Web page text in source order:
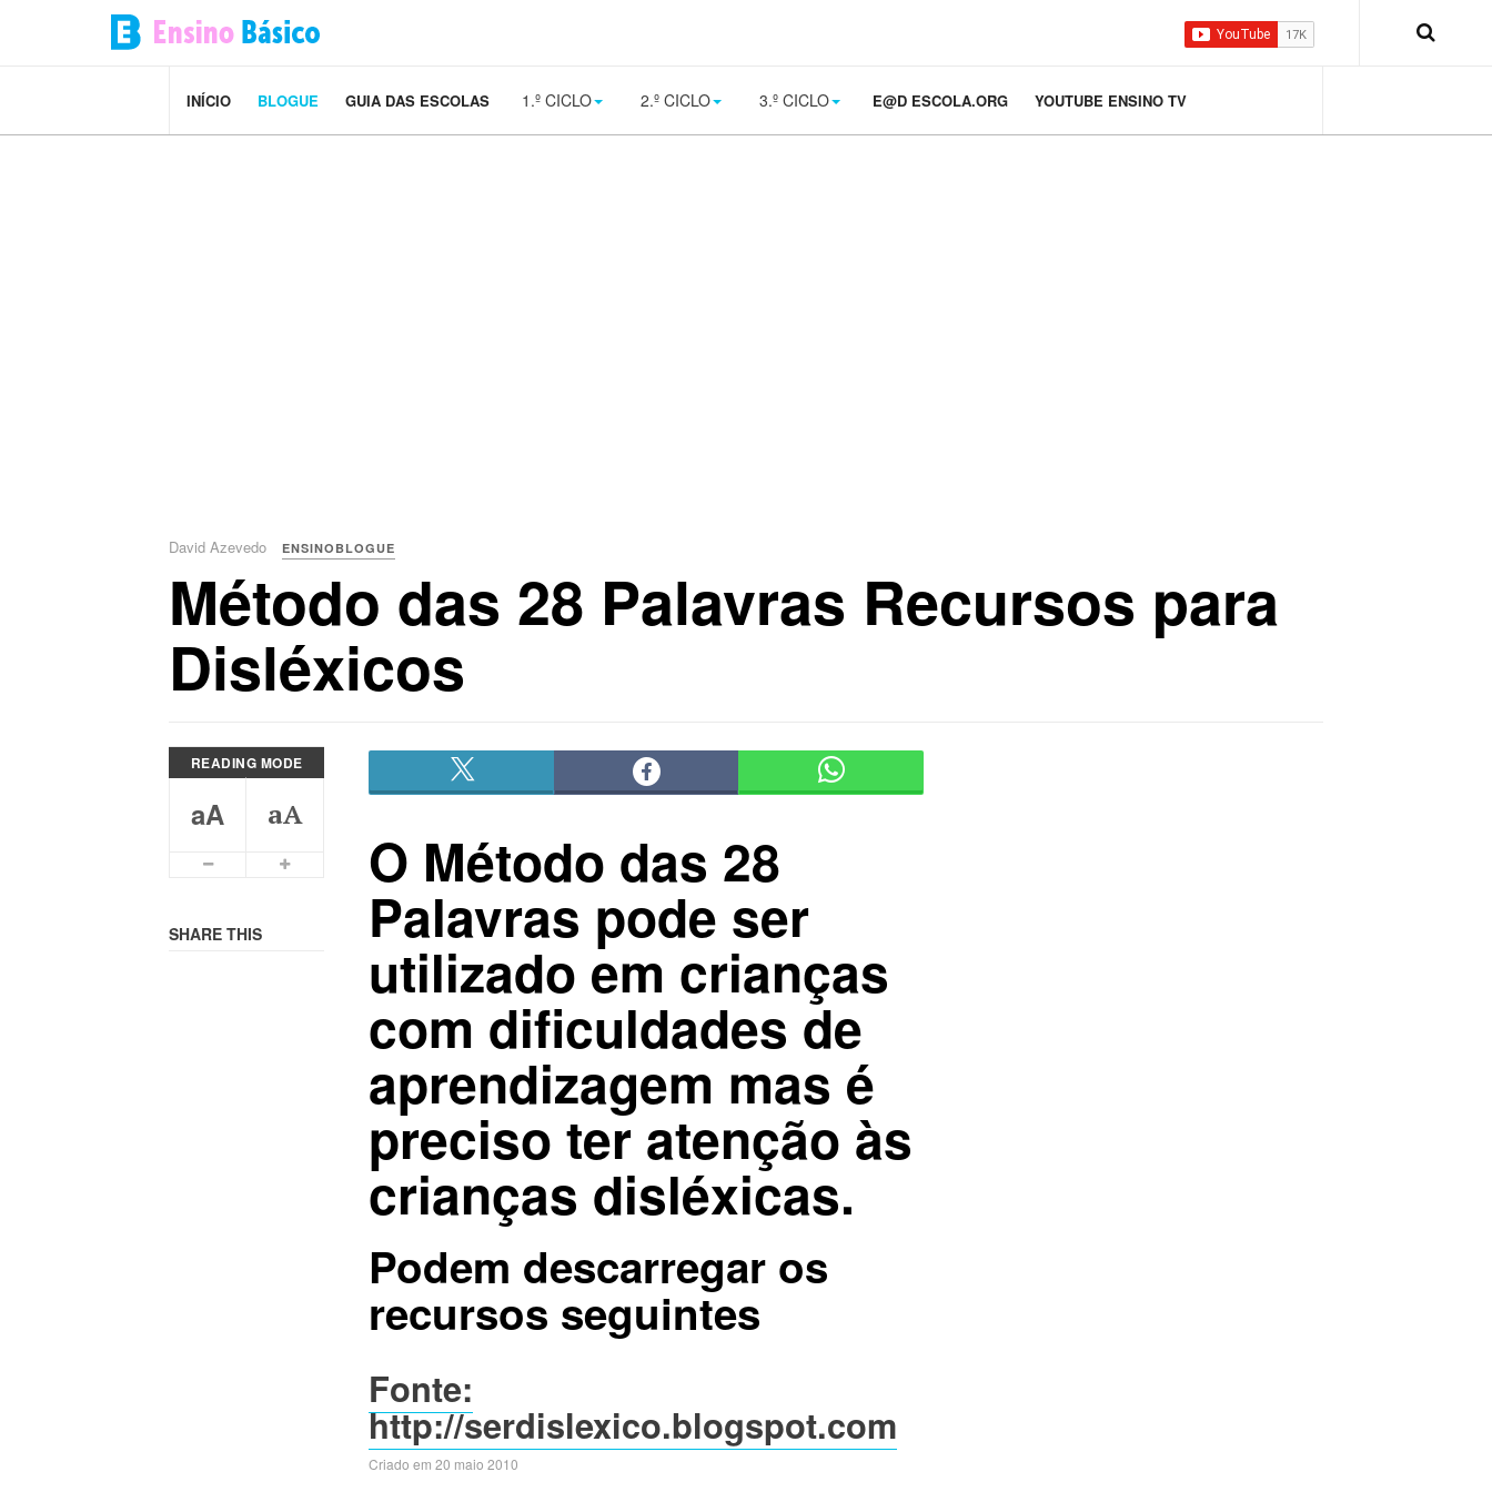
INÍCIO BLOGUE GUIA DAS ESCOLAS 1.º CICLO 2.º CICLO 3.º CICLO E@D ESCOLA.ORG YOUTUBE ENSINO TV
David Azevedo ENSINOBLOGUE
Método das 28 Palavras Recursos para
Disléxicos
READING MODE
aA aA
Smaller Font
SHARE THIS
O Método das 28
Palavras pode ser
utilizado em crianças
com dificuldades de
aprendizagem mas é
preciso ter atenção às
crianças disléxicas.
Podem descarregar os
recursos seguintes
Fonte:
http://serdislexico.blogspot.com
Criado em 20 maio 2010